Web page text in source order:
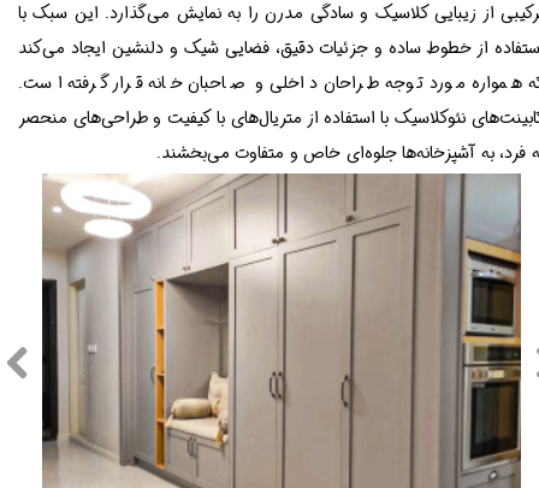
از زیبایی کلاسیک و سادگی مدرن را به نمایش می‌گذارد. این سبک با
از خطوط ساده و جزئیات دقیق، فضایی شیک و دلنشین ایجاد می‌کند
همواره مورد توجه طراحان داخلی و صاحبان خانه قرار گرفته است.
نئوکلاسیک با استفاده از متریال‌های با کیفیت و طراحی‌های منحصر
فرد، به آشپزخانه‌ها جلوه‌ای خاص و متفاوت می‌بخشند.